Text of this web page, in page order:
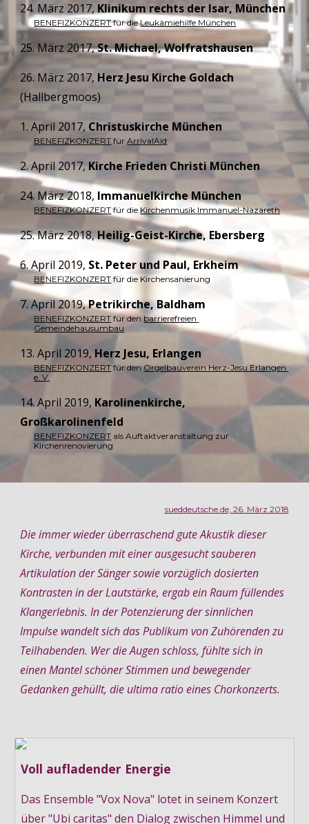
24. März 2017, Klinikum rechts der Isar, München
BENEFIZKONZERT für die Leukämiehilfe München
25. März 2017, St. Michael, Wolfratshausen
26. März 2017, Herz Jesu Kirche Goldach
(Hallbergmoos)
1. April 2017, Christuskirche München
BENEFIZKONZERT für ArrivalAid
2. April 2017, Kirche Frieden Christi München
24. März 2018, Immanuelkirche München
BENEFIZKONZERT für die Kirchenmusik Immanuel-Nazareth
25. März 2018, Heilig-Geist-Kirche, Ebersberg
6. April 2019, St. Peter und Paul, Erkheim
BENEFIZKONZERT für die Kirchensanierung
7. April 2019, Petrikirche, Baldham
BENEFIZKONZERT für den barrierefreien
Gemeindehausumbau
13. April 2019, Herz Jesu, Erlangen
BENEFIZKONZERT für den Orgelbauverein Herz-Jesu Erlangen
e. V.
14. April 2019, Karolinenkirche,
Großkarolinenfeld
BENEFIZKONZERT als Auftaktveranstaltung zur
Kirchenrenovierung
sueddeutsche.de, 26. März 2018
Die immer wieder überraschend gute Akustik dieser
Kirche, verbunden mit einer ausgesucht sauberen
Artikulation der Sänger sowie vorzüglich dosierten
Kontrasten in der Lautstärke, ergab ein Raum füllendes
Klangerlebnis. In der Potenzierung der sinnlichen
Impulse wandelt sich das Publikum von Zuhörenden zu
Teilhabenden. Wer die Augen schloss, fühlte sich in
einen Mantel schöner Stimmen und bewegender
Gedanken gehüllt, die ultima ratio eines Chorkonzerts.
Voll aufladender Energie
Das Ensemble "Vox Nova" lotet in seinem Konzert
über "Ubi caritas" den Dialog zwischen Himmel und